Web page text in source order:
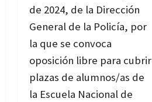
de 2024, de la Dirección
General de la Policía, por
la que se convoca
oposición libre para cubrir
plazas de alumnos/as de
la Escuela Nacional de